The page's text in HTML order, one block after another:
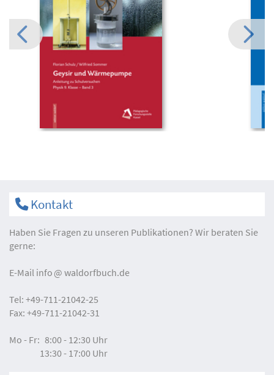
Kontakt
Haben Sie Fragen zu unseren Publikationen? Wir beraten Sie
gerne:
E-Mail info waldorfbuch.de
Tel: +49-711-21042-25
Fax: +49-711-21042-31
Mo - Fr: 8:00 - 12:30 Uhr
13:30 - 17:00 Uhr